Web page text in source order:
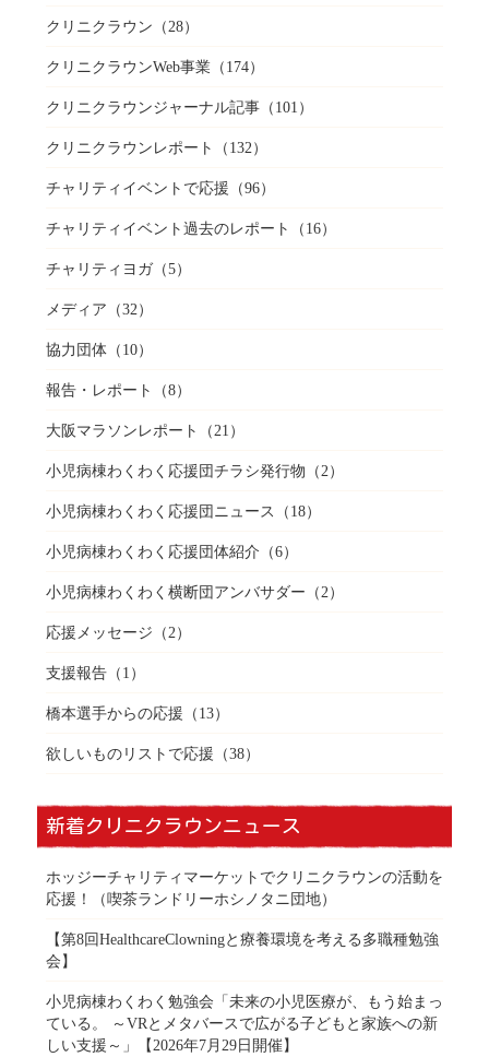
クリニクラウン （28）
クリニクラウンWeb事業（174）
クリニクラウンジャーナル記事（101）
クリニクラウンレポート （132）
チャリティイベントで応援 （96）
チャリティイベント過去のレポート （16）
チャリティヨガ（5）
メディア （32）
協力団体（10）
報告・レポート （8）
大阪マラソンレポート （21）
小児病棟わくわく応援団チラシ発行物 （2）
小児病棟わくわく応援団ニュース （18）
小児病棟わくわく応援団体紹介 （6）
小児病棟わくわく横断団アンバサダー （2）
応援メッセージ （2）
支援報告（1）
橋本選手からの応援 （13）
欲しいものリストで応援 （38）
新着クリニクラウンニュース
ホッジーチャリティマーケットでクリニクラウンの活動を
応援！（喫茶ランドリーホシノタニ団地）
【第8回HealthcareClowningと療養環境を考える多職種勉強
会】
小児病棟わくわく勉強会「未来の小児医療が、もう始まっ
ている。 ～VRとメタバースで広がる子どもと家族への新
しい支援～」【2026年7月29日開催】